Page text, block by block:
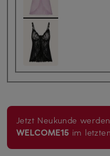
Jetzt Neukunde
WELCOME15 im